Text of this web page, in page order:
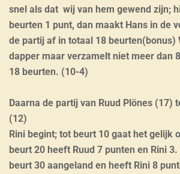
snel als dat wij van hem gewend zijn;
beurten 1 punt, dan maakt Hans in de
de partij af in totaal 18 beurten(bonus)
dapper maar verzamelt niet meer dan
18 beurten. (10-4)
Daarna de partij van Ruud Plönes (17)
(12)
Rini begint; tot beurt 10 gaat het gelijk
beurt 20 heeft Ruud 7 punten en Rini
beurt 30 aangeland en heeft Rini 8